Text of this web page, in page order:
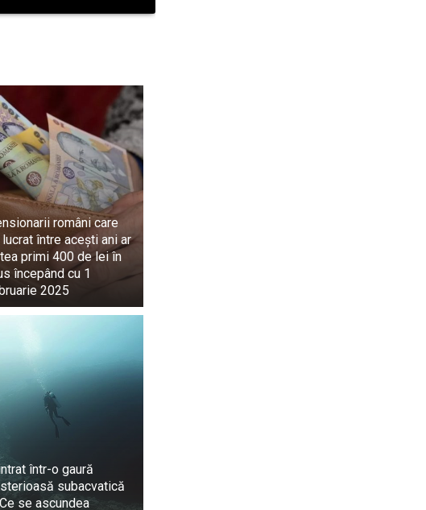
români care
lucrat între acești ani ar
primi 400 de lei în
începând cu 1
2025
într-o gaură
subacvatică
se ascundea